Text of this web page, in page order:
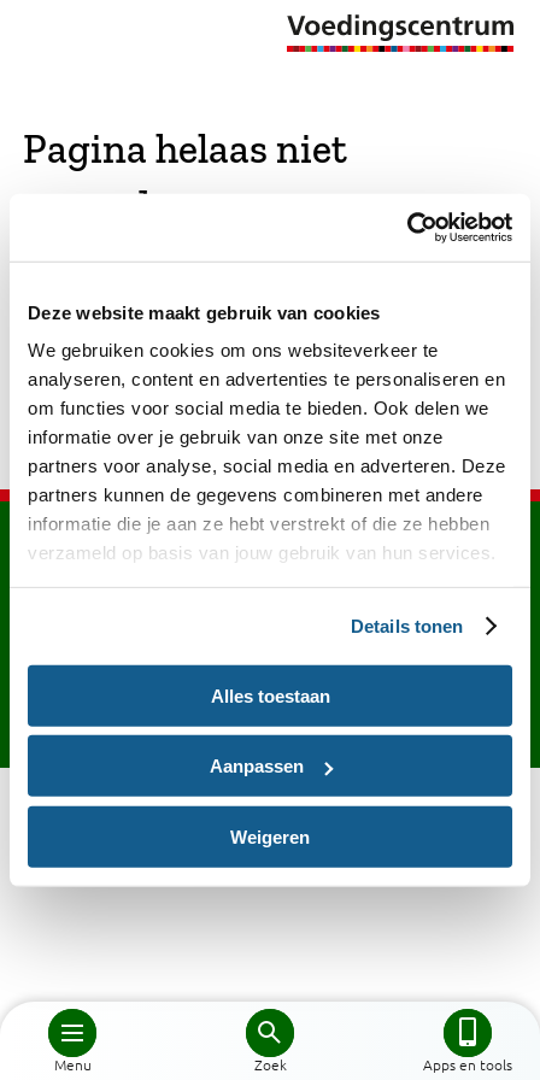
Deze website maakt gebruik van cookies
We gebruiken cookies om ons websiteverkeer te
analyseren, content en advertenties te personaliseren en
om functies voor social media te bieden. Ook delen we
informatie over je gebruik van onze site met onze
partners voor analyse, social media en adverteren. Deze
partners kunnen de gegevens combineren met andere
informatie die je aan ze hebt verstrekt of die ze hebben
verzameld op basis van jouw gebruik van hun services.
Details tonen
Alles toestaan
Aanpassen
Weigeren
Menu Zoek Apps en tools
Pagina helaas niet
gevonden
hebben gekeken of er vergelijkbare pagina's
bestaan. Als dat zo is, dan zie je die hier.
Contact English Privacy
Cookies
Toegankelijkheid
Desktop site